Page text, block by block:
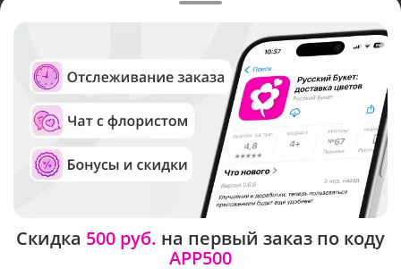
Русский Букет, 2026
Общество с ограниченной ответственностью «Технология»
ОГРН: 1195476081745, ИНН: 5410081997
Юридический адрес: г. Новосибирск, ул. Ипподромская,
д.42, оф. 3
Рейтинг Русского букета в г. Новокузнецк
Скидка 500 руб. на первый заказ по коду
APP500